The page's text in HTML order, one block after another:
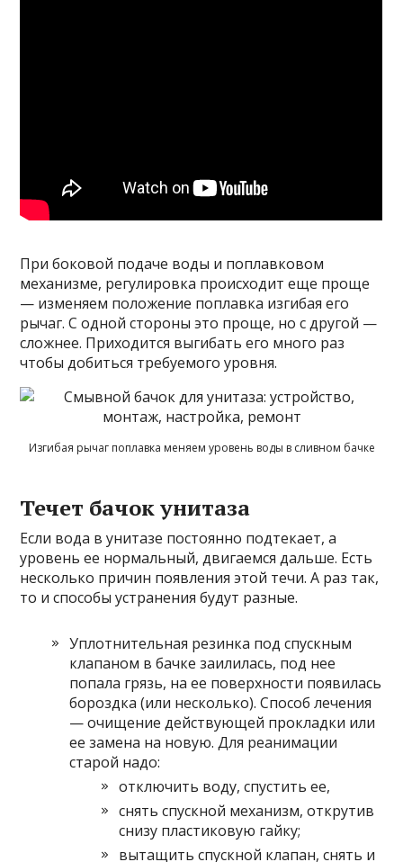
При боковой подаче воды и поплавковом
механизме, регулировка происходит еще проще
— изменяем положение поплавка изгибая его
рычаг. С одной стороны это проще, но с другой —
сложнее. Приходится выгибать его много раз
чтобы добиться требуемого уровня.
Изгибая рычаг поплавка меняем уровень воды в сливном бачке
Течет бачок унитаза
Если вода в унитазе постоянно подтекает, а
уровень ее нормальный, двигаемся дальше. Есть
несколько причин появления этой течи. А раз так,
то и способы устранения будут разные.
Уплотнительная резинка под спускным
клапаном в бачке заилилась, под нее
попала грязь, на ее поверхности появилась
бороздка (или несколько). Способ лечения
— очищение действующей прокладки или
ее замена на новую. Для реанимации
старой надо:
отключить воду, спустить ее,
снять спускной механизм, открутив
снизу пластиковую гайку;
вытащить спускной клапан, снять и